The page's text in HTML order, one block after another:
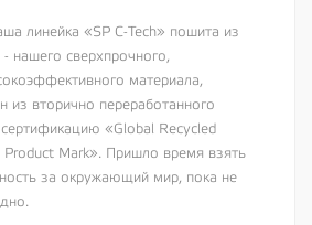
линейка «SP C-Tech» пошита из
нашего сверхпрочного,
материала,
из вторично переработанного
«Global Recycled
Product Mark». Пришло время взять
за окружающий мир, пока не